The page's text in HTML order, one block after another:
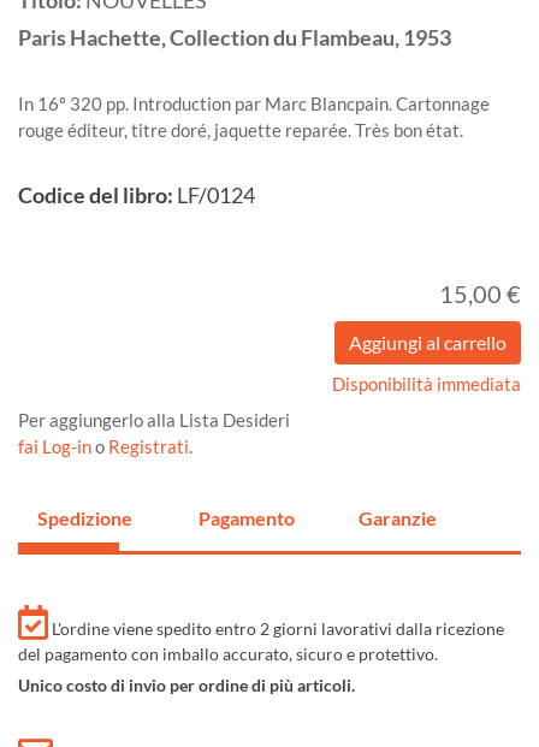
ParisHachette, Collection du Flambeau,1953
In 16º 320 pp. Introduction par Marc Blancpain. Cartonnage
rouge éditeur, titre doré, jaquette reparée. Très bon état.
Codice del libro: LF/0124
15,00 €
Disponibilità immediata
Per aggiungerlo alla Lista Desideri
fai Log-ino Registrati.
Spedizione Pagamento Garanzie
L'ordine viene spedito entro 2 giorni lavorativi dalla ricezione
del pagamento con imballo accurato, sicuro e protettivo.
Unico costo di invio per ordine di più articoli.